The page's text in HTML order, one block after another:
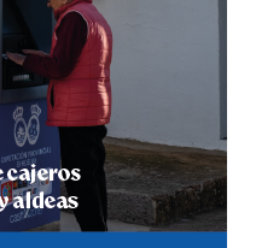
2026